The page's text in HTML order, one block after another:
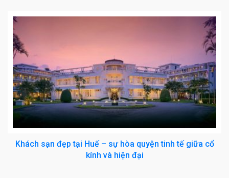
Khách sạn đẹp tại Huế – sự hòa quyện tinh tế giữa cổ
kính và hiện đại